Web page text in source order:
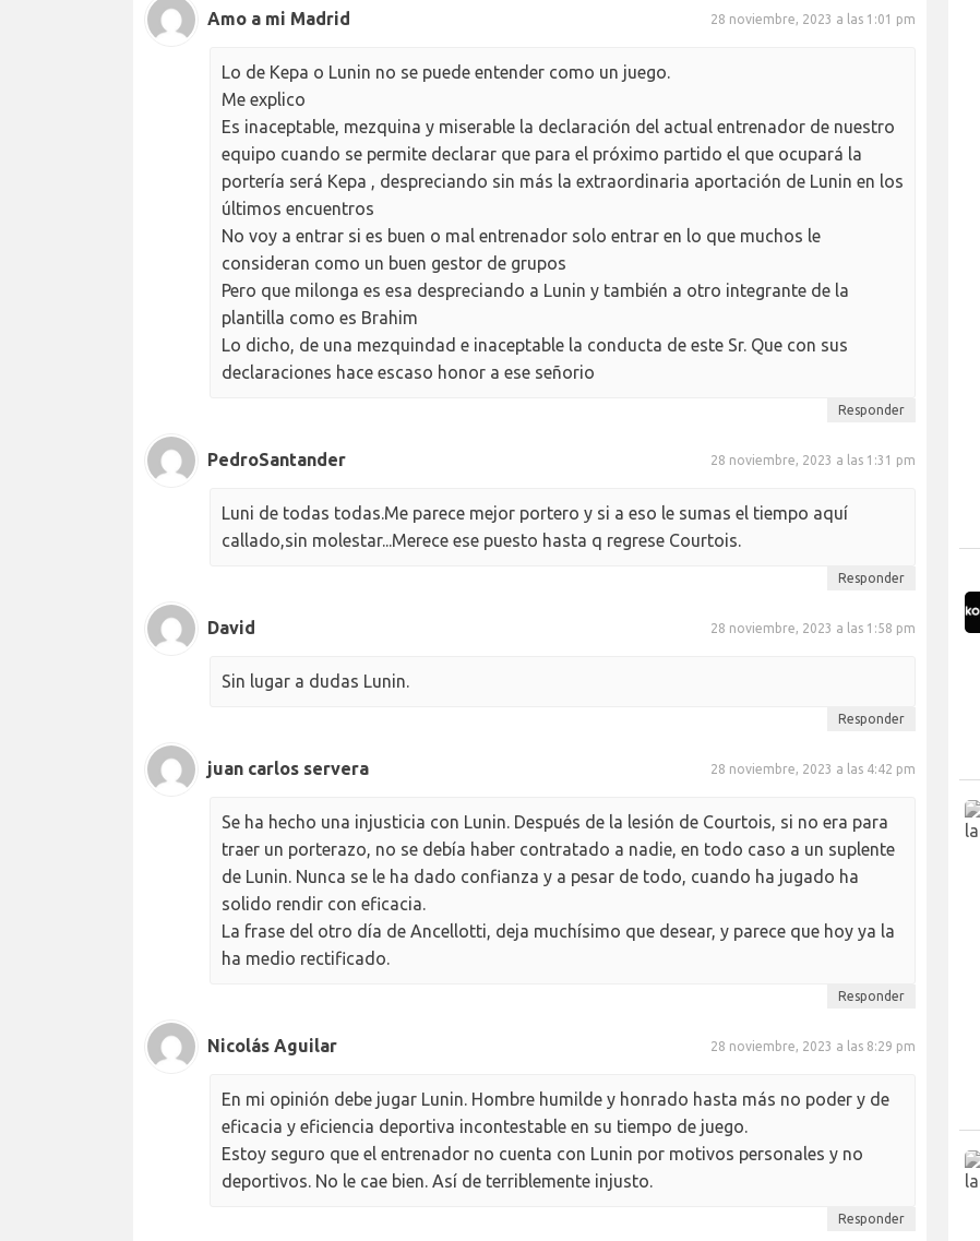
Amo a mi Madrid 28 noviembre, 2023 a las 1:01 pm
Lo de Kepa o Lunin no se puede entender como un juego.
Me explico
Es inaceptable, mezquina y miserable la declaración del actual entrenador de nuestro
equipo cuando se permite declarar que para el próximo partido el que ocupará la
portería será Kepa , despreciando sin más la extraordinaria aportación de Lunin en los
últimos encuentros
No voy a entrar si es buen o mal entrenador solo entrar en lo que muchos le
consideran como un buen gestor de grupos
Pero que milonga es esa despreciando a Lunin y también a otro integrante de la
plantilla como es Brahim
Lo dicho, de una mezquindad e inaceptable la conducta de este Sr. Que con sus
declaraciones hace escaso honor a ese señorio
Responder
PedroSantander 28 noviembre, 2023 a las 1:31 pm
Luni de todas todas.Me parece mejor portero y si a eso le sumas el tiempo aquí
callado,sin molestar...Merece ese puesto hasta q regrese Courtois.
Responder
David 28 noviembre, 2023 a las 1:58 pm
Sin lugar a dudas Lunin.
Responder
juan carlos servera 28 noviembre, 2023 a las 4:42 pm
Se ha hecho una injusticia con Lunin. Después de la lesión de Courtois, si no era para
traer un porterazo, no se debía haber contratado a nadie, en todo caso a un suplente
de Lunin. Nunca se le ha dado confianza y a pesar de todo, cuando ha jugado ha
solido rendir con eficacia.
La frase del otro día de Ancellotti, deja muchísimo que desear, y parece que hoy ya la
ha medio rectificado.
Responder
Nicolás Aguilar 28 noviembre, 2023 a las 8:29 pm
En mi opinión debe jugar Lunin. Hombre humilde y honrado hasta más no poder y de
eficacia y eficiencia deportiva incontestable en su tiempo de juego.
Estoy seguro que el entrenador no cuenta con Lunin por motivos personales y no
deportivos. No le cae bien. Así de terriblemente injusto.
Responder